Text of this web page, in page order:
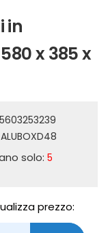
in
x 385 x
ALUBOXD48
solo: 5
prezzo: